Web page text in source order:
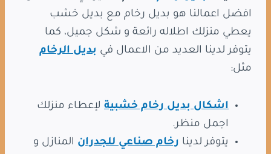
افضل اعمالنا هو بديل رخام مع بديل خشب
يعطي منزلك اطلاله رائعة و شكل جميل، كما
يتوفر لدينا العديد من الاعمال في بديل الرخام
مثل:
اشكال بديل رخام خشبية لإعطاء منزلك
اجمل منظر.
يتوفر لدينا رخام صناعي للجدران المنازل و